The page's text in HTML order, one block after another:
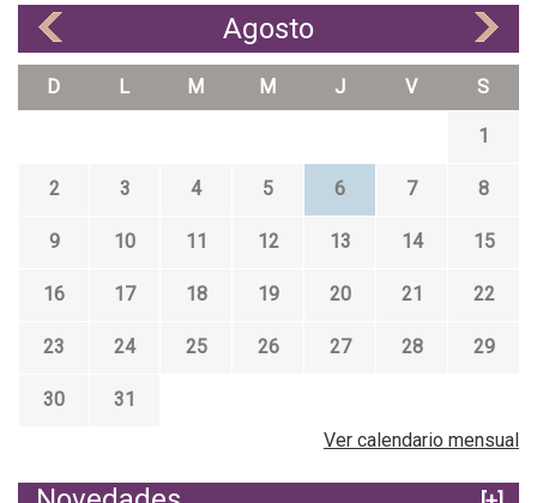
Agosto
D L M M J V S
1
2 3 4 5 6 7 8
9 10 11 12 13 14 15
16 17 18 19 20 21 22
23 24 25 26 27 28 29
30
31
Ver calendario mensual